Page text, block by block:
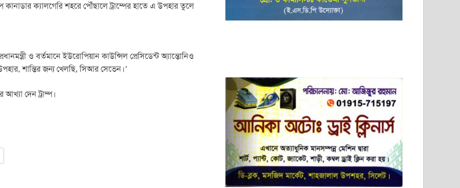
কানাডার ক্যালগেরি শহরে পৌঁছালে ট্রাম্পের হাতে এ উপহার তুলে
ও বর্তমানে ইউরোপিয়ান কাউন্সিল প্রেসিডেন্ট অ্যান্তোনিও
শান্তির জন্য খেলছি, সিআর সেভেন।’
দেন ট্রাম্প।